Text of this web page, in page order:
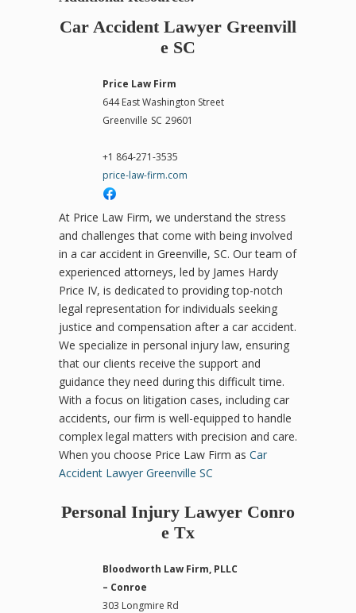
Car Accident Lawyer Greenvill
e SC
Price Law Firm
644 East Washington Street
Greenville SC 29601
+1 864-271-3535
price-law-firm.com
At Price Law Firm, we understand the stress
and challenges that come with being involved
in a car accident in Greenville, SC. Our team of
experienced attorneys, led by James Hardy
Price IV, is dedicated to providing top-notch
legal representation for individuals seeking
justice and compensation after a car accident.
We specialize in personal injury law, ensuring
that our clients receive the support and
guidance they need during this difficult time.
With a focus on litigation cases, including car
accidents, our firm is well-equipped to handle
complex legal matters with precision and care.
When you choose Price Law Firm as Car
Accident Lawyer Greenville SC
Personal Injury Lawyer Conro
e Tx
Bloodworth Law Firm, PLLC
– Conroe
303 Longmire Rd